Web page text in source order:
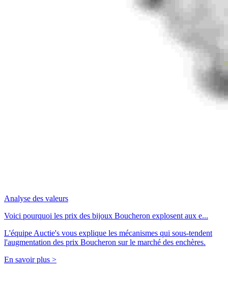
Analyse des valeurs
Voici pourquoi les prix des bijoux Boucheron explosent aux e...
L'équipe Auctie's vous explique les mécanismes qui sous-tendent
l'augmentation des prix Boucheron sur le marché des enchères.
En savoir plus >